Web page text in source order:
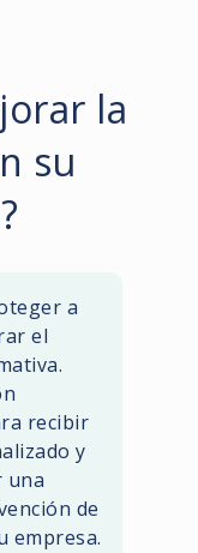
la
su
a
el
recibir
y
una
de
empresa.